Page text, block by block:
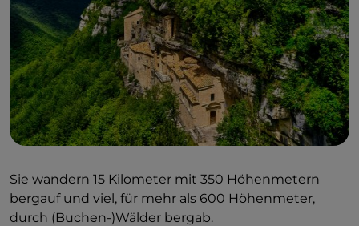
Sie wandern 15 Kilometer mit 350 Höhenmetern
bergauf und viel, für mehr als 600 Höhenmeter,
durch (Buchen-)Wälder bergab.